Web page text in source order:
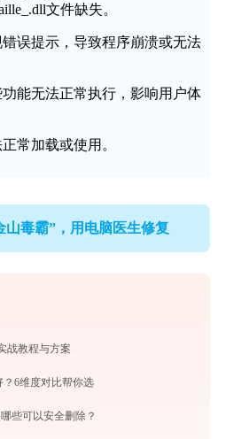
文件缺失。
误提示，导致程序崩溃或无法
能无法正常执行，影响用户体
常加载或使用。
山毒霸”，用电脑医生修复
战教程与方案
6维度对比帮你选
些可以安全删除？